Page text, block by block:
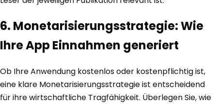
6. Monetarisierungsstrategie: Wie
Ihre App Einnahmen generiert
Ob Ihre Anwendung kostenlos oder kostenpflichtig ist,
eine klare Monetarisierungsstrategie ist entscheidend
für ihre wirtschaftliche Tragfähigkeit. Überlegen Sie, wie